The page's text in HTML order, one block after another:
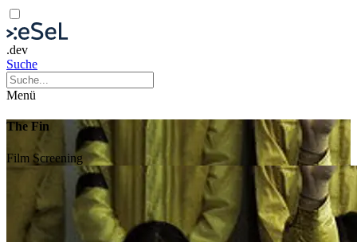
.dev
Suche
Menü
The Fin
Film Screening